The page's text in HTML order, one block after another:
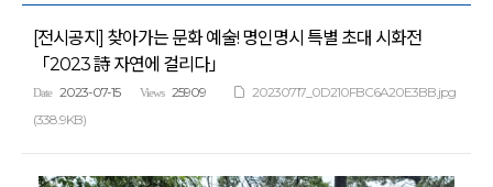
[전시공지] 찾아가는 문화 예술! 명인명시 특별 초대 시화전
「2023 詩 자연에 걸리다」
Date 2023-07-15 Views 25909
20230717_0D210FBC6A20E3BB.jpg
(338.9KB)